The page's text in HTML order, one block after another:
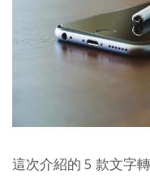
這次介紹的 5 款文字